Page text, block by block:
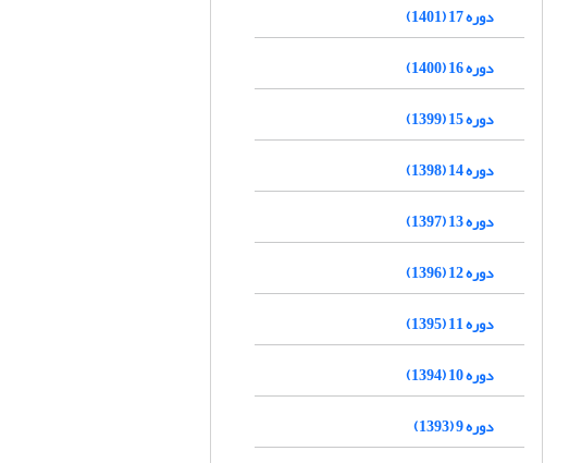
دوره 17 (1401)
دوره 16 (1400)
دوره 15 (1399)
دوره 14 (1398)
دوره 13 (1397)
دوره 12 (1396)
دوره 11 (1395)
دوره 10 (1394)
دوره 9 (1393)